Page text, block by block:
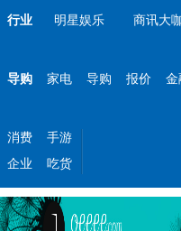
行业 明星娱乐 商讯大
导购 家电 导购 报价 金
消费
手游
企业
吃货